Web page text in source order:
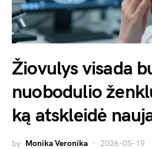
Žiovulys visada
nuobodulio
ką atskleidė
by Monika Veronika 2026-05-19